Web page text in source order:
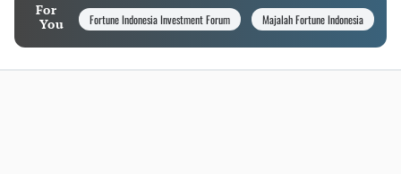
For
You
Fortune Indonesia Investment Forum Majalah Fortune Indonesia